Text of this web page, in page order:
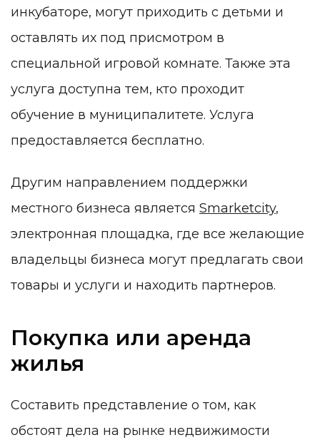
инкубаторе, могут приходить с детьми и
оставлять их под присмотром в
специальной игровой комнате. Также эта
услуга доступна тем, кто проходит
обучение в муниципалитете. Услуга
предоставляется бесплатно.
Другим направлением поддержки
местного бизнеса является Smarketcity,
электронная площадка, где все желающие
владельцы бизнеса могут предлагать свои
товары и услуги и находить партнеров.
Покупка или аренда
жилья
Составить представление о том, как
обстоят дела на рынке недвижимости